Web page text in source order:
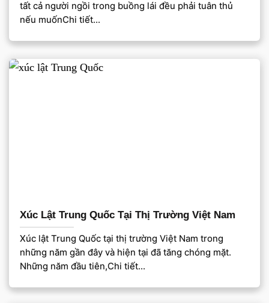
tất cả người ngồi trong buồng lái đều phải tuân thủ
nếu muốnChi tiết...
Xúc Lật Trung Quốc Tại Thị Trường Việt Nam
Xúc lật Trung Quốc tại thị trường Việt Nam trong
những năm gần đây và hiện tại đã tăng chóng mặt.
Những năm đầu tiên,Chi tiết...